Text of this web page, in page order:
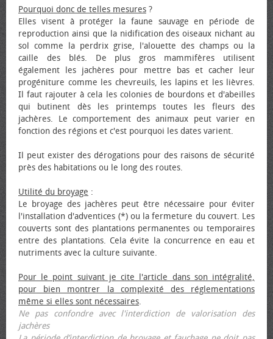
Pourquoi donc de telles mesures ?
Elles visent à protéger la faune sauvage en période de
reproduction ainsi que la nidification des oiseaux nichant au
sol comme la perdrix grise, l'alouette des champs ou la
caille des blés. De plus gros mammifères utilisent
également les jachères pour mettre bas et cacher leur
progéniture comme les chevreuils, les lapins et les lièvres.
Il faut rajouter à cela les colonies de bourdons et d'abeilles
qui butinent dès les printemps toutes les fleurs des
jachères. Le comportement des animaux peut varier en
fonction des régions et c'est pourquoi les dates varient.
Il peut exister des dérogations pour des raisons de sécurité
près des habitations ou le long des routes.
Utilité du broyage :
Le broyage des jachères peut être nécessaire pour éviter
l'installation d'adventices (*) ou la fermeture du couvert. Les
couverts sont des plantations permanentes ou temporaires
entre des plantations. Cela évite la concurrence en eau et
nutriments avec la culture suivante.
Pour le point suivant je cite l'article dans son intégralité,
pour bien montrer la complexité des réglementations
même si elles sont nécessaires.
Ne pas confondre avec l'interdiction de valorisation des
jachères